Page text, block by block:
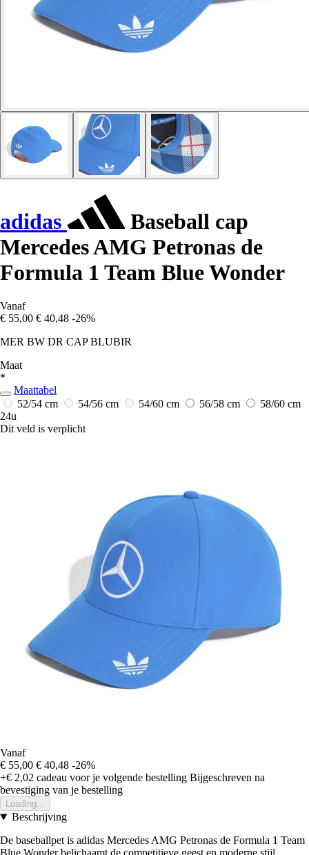
adidas
Baseball cap
Mercedes AMG Petronas de
Formula 1 Team Blue Wonder
Vanaf
€ 55,00 € 40,48 -26%
MER BW DR CAP BLUBIR
Maat
*
Maattabel
52/54 cm
54/56 cm 54/60 cm 56/58 cm
58/60 cm
24u
Dit veld is verplicht
Vanaf
€ 55,00 € 40,48 -26%
+€ 2,02 cadeau voor je volgende bestelling Bijgeschreven na
bevestiging van je bestelling
Loading...
Beschrijving
De baseballpet is adidas Mercedes AMG Petronas de Formula 1 Team